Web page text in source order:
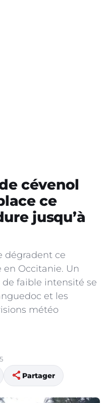
cévenol
ce
jusqu’à
dégradent ce
Occitanie. Un
faible intensité se
et les
météo
share Partager